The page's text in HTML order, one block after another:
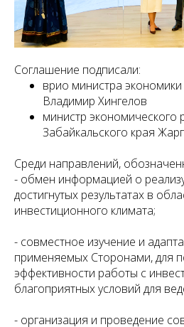
Соглашение подписали:
врио министра
Владимир Хингелов
министр экономического
Забайкальского края
Среди направлений,
- обмен информацией о
достигнутых результатах в
инвестиционного климата;
- совместное изучение и
применяемых Сторонами, для
эффективности работы с
благоприятных условий для
- организация и проведение